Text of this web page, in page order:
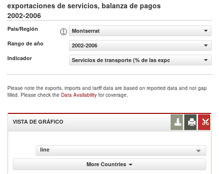
exportaciones de servicios, balanza de pagos
2002-2006
País/Región
Montserrat
Rango de año
2002-2006
Indicador
Servicios de transporte (% de las exportaciones de
Please note the exports, imports and tariff data are based on reported data and not gap
filled. Please check the Data Availability for coverage.
VISTA DE GRÁFICO
line
More Countries